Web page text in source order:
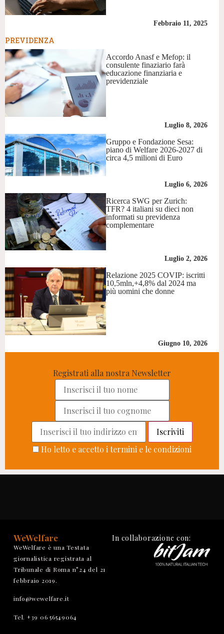
Febbraio 11, 2025
PREVIDENZA
Accordo Anasf e Mefop: il
consulente finaziario farà
educazione finanziaria e
previdenziale
Luglio 8, 2026
Gruppo e Fondazione Sesa:
piano di Welfare 2026-2027 di
circa 4,5 milioni di Euro
Luglio 6, 2026
Ricerca SWG per Zurich:
TFR? 4 italiani su dieci non
informati su previdenza
complementare
Luglio 2, 2026
Relazione 2025 COVIP: iscritti
10,5mln,+4,8% dal 2024 ma
più uomini che donne
Giugno 10, 2026
Registrati alla nostra Newsletter
Ho letto e accetto i termini e le condizioni
WeWelfare
WeWelfare è una Testata
giornalistica registrata al
Tribunale di Roma n°24 del 21
febbraio 2019.
info@wewelfare.it
Tel. +39 06 56549064
In collaborazione con: